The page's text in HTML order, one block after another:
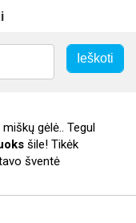
gėlė.. Tegul
šile! Tikėk
šventė